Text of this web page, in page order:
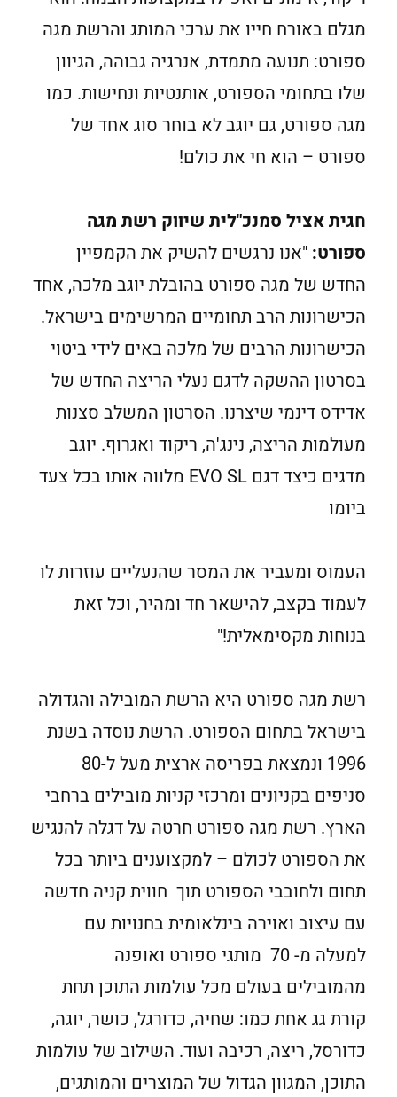
מגלם באורח חייו את ערכי המותג והרשת מגה
ספורט: תנועה מתמדת, אנרגיה גבוהה, הגיוון
שלו בתחומי הספורט, אותנטיות ונחישות. כמו
מגה ספורט, גם יוגב לא בוחר סוג אחד של
ספורט – הוא חי את כולם!
חגית אציל סמנכ"לית שיווק רשת מגה
ספורט: "אנו נרגשים להשיק את הקמפיין
החדש של מגה ספורט בהובלת יוגב מלכה, אחד
הכישרונות הרב תחומיים המרשימים בישראל.
הכישרונות הרבים של מלכה באים לידי ביטוי
בסרטון ההשקה לדגם נעלי הריצה החדש של
אדידס דינמי שיצרנו. הסרטון המשלב סצנות
מעולמות הריצה, נינג'ה, ריקוד ואגרוף. יוגב
מדגים כיצד דגם EVO SL מלווה אותו בכל צעד
ביומו
העמוס ומעביר את המסר שהנעליים עוזרות לו
לעמוד בקצב, להישאר חד ומהיר, וכל זאת
בנוחות מקסימאלית!"
רשת מגה ספורט היא הרשת המובילה והגדולה
בישראל בתחום הספורט. הרשת נוסדה בשנת
1996 ונמצאת בפריסה ארצית מעל ל-80
סניפים בקניונים ומרכזי קניות מובילים ברחבי
הארץ. רשת מגה ספורט חרטה על דגלה להנגיש
את הספורט לכולם – למקצוענים ביותר בכל
תחום ולחובבי הספורט תוך חווית קניה חדשה
עם עיצוב ואוירה בינלאומית בחנויות עם
למעלה מ- 70 מותגי ספורט ואופנה
מהמובילים בעולם מכל עולמות התוכן תחת
קורת גג אחת כמו: שחיה, כדורגל, כושר, יוגה,
כדורסל, ריצה, רכיבה ועוד. השילוב של עולמות
התוכן, המגוון הגדול של המוצרים והמותגים,